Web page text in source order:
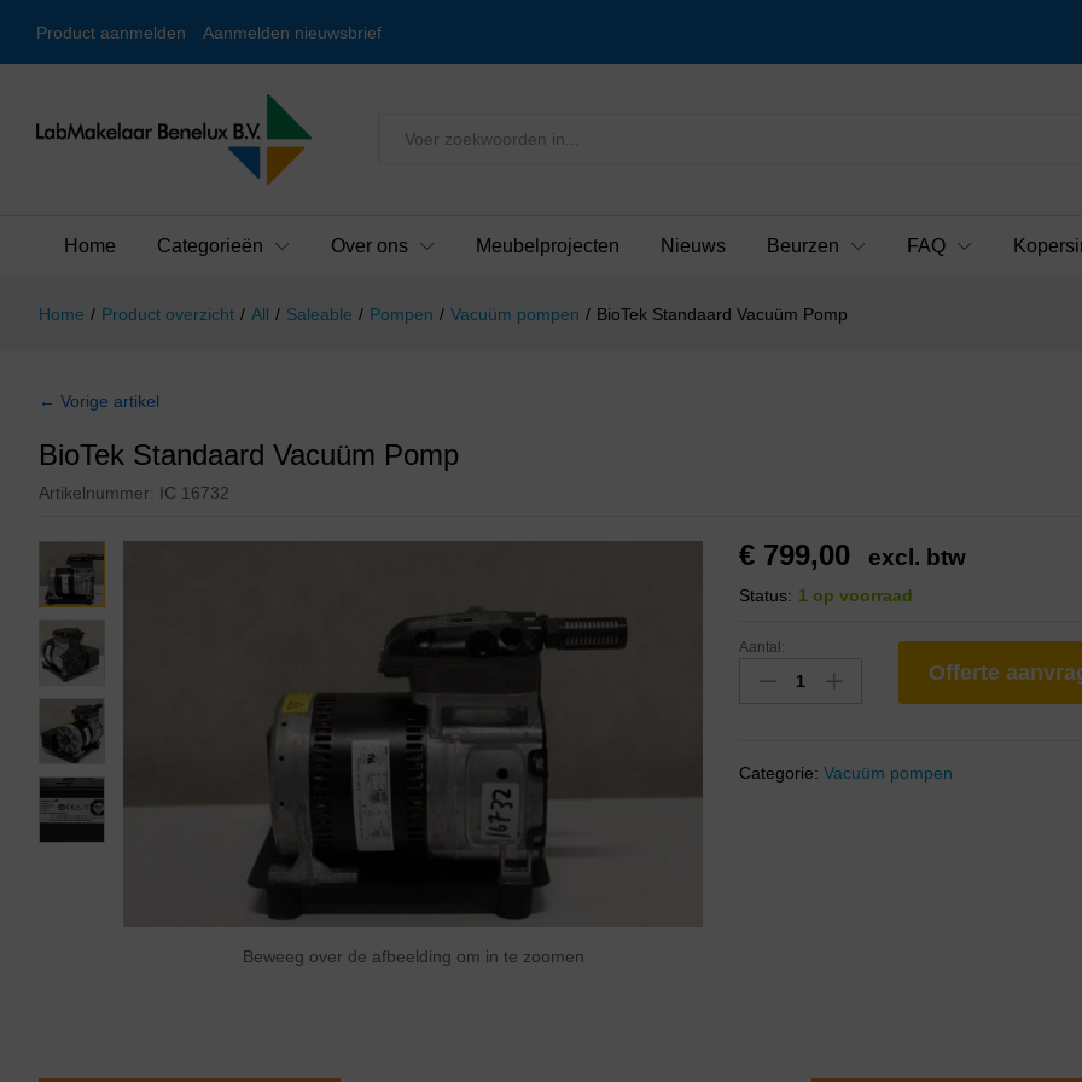
Product aanmelden Aanmelden nieuwsbrief
Alles
Home Categorieën Over ons Meubelprojecten Nieuws Beurzen FAQ
Home / Product overzicht / All / Saleable / Pompen / Vacuüm pompen / BioTek Standaard Vacuüm Pomp
← Vorige artikel
BioTek Standaard Vacuüm Pomp
Artikelnummer: IC 16732
Beweeg over de afbeelding om in te zoomen
€ 799,00 excl. btw
Status: 1 op voorraad
Aantal:
Offerte
Categorie:Vacuüm pompen